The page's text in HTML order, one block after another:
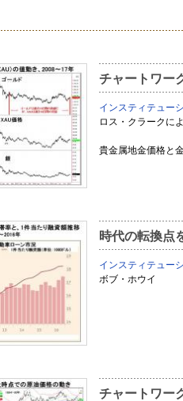
チャートワー
インスティテュー
ロス・クラークに
貴金属地金価格と
時代の転換点
インスティテュー
ボブ・ホウイ
チャートワ